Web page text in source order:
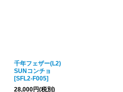
千年フェザー(L2)
SUNコンチョ
[SFL2-F005]
28,000円(税別)